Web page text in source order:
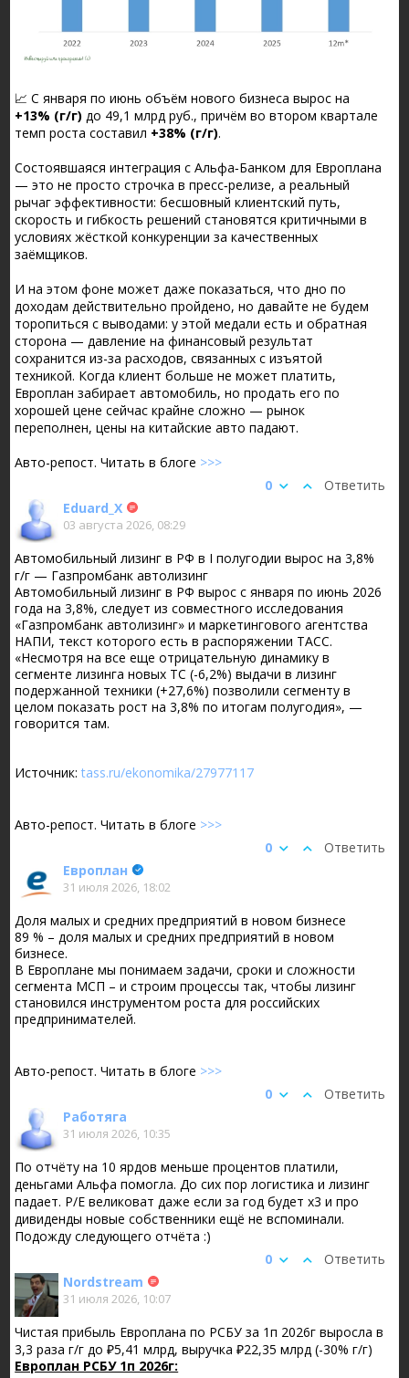
📈 С января по июнь объём нового бизнеса вырос на
+13% (г/г) до 49,1 млрд руб., причём во втором квартале
темп роста составил +38% (г/г).
Состоявшаяся интеграция с Альфа‑Банком для Европлана
— это не просто строчка в пресс‑релизе, а реальный
рычаг эффективности: бесшовный клиентский путь,
скорость и гибкость решений становятся критичными в
условиях жёсткой конкуренции за качественных
заёмщиков.
И на этом фоне может даже показаться, что дно по
доходам действительно пройдено, но давайте не будем
торопиться с выводами: у этой медали есть и обратная
сторона — давление на финансовый результат
сохранится из-за расходов, связанных с изъятой
техникой. Когда клиент больше не может платить,
Европлан забирает автомобиль, но продать его по
хорошей цене сейчас крайне сложно — рынок
переполнен, цены на китайские авто падают.
Авто-репост. Читать в блоге >>>
Ответить
0
Eduard_X
03 августа 2026, 08:29
Автомобильный лизинг в РФ в I полугодии вырос на 3,8%
г/г — Газпромбанк автолизинг
Автомобильный лизинг в РФ вырос с января по июнь 2026
года на 3,8%, следует из совместного исследования
«Газпромбанк автолизинг» и маркетингового агентства
НАПИ, текст которого есть в распоряжении ТАСС.
«Несмотря на все еще отрицательную динамику в
сегменте лизинга новых ТС (-6,2%) выдачи в лизинг
подержанной техники (+27,6%) позволили сегменту в
целом показать рост на 3,8% по итогам полугодия», —
говорится там.
Источник:tass.ru/ekonomika/27977117
Авто-репост. Читать в блоге >>>
Ответить
0
Европлан
31 июля 2026, 18:02
Доля малых и средних предприятий в новом бизнесе
89 % – доля малых и средних предприятий в новом
бизнесе.
В Европлане мы понимаем задачи, сроки и сложности
сегмента МСП – и строим процессы так, чтобы лизинг
становился инструментом роста для российских
предпринимателей.
Авто-репост. Читать в блоге >>>
Ответить
0
Работяга
31 июля 2026, 10:35
По отчёту на 10 ярдов меньше процентов платили,
деньгами Альфа помогла. До сих пор логистика и лизинг
падает. P/E великоват даже если за год будет х3 и про
дивиденды новые собственники ещё не вспоминали.
Подожду следующего отчёта :)
Ответить
0
Nordstream
31 июля 2026, 10:07
Чистая прибыль Европлана по РСБУ за 1п 2026г выросла в
3,3 раза г/г до ₽5,41 млрд, выручка ₽22,35 млрд (-30% г/г)
Европлан РСБУ 1п 2026г: